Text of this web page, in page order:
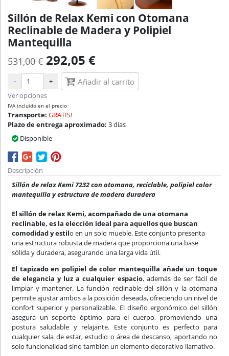
Sillón de Relax Kemi con Otomana
Reclinable de Madera y Polipiel
Mantequilla
531,00 € 292,05 €
- + Añadir al carrito
Ver opciones
IVA incluido en el precio
Transporte: GRATIS!
Plazo de entrega aproximado: 3 días
Disponible
Descripción
Sillón de relax Kemi 7232 con otomana, reciclable, polipiel color
mantequilla y estructura de madera duradera
El sillón de relax Kemi, acompañado de una otomana
reclinable, es la elección ideal para aquellos que buscan
comodidad y estilo en un solo mueble. Este conjunto presenta
una estructura robusta de madera que proporciona una base
sólida y duradera, asegurando una larga vida útil.
El tapizado en polipiel de color mantequilla añade un toque
de elegancia y luz a cualquier espacio, además de ser fácil de
limpiar y mantener. La función reclinable del sillón y la otomana
permite ajustar ambos a la posición deseada, ofreciendo un nivel de
confort superior y personalizable. El diseño ergonómico del sillón
asegura un soporte óptimo para el cuerpo, promoviendo una
postura saludable y relajante. Este conjunto es perfecto para
cualquier sala de estar, estudio o área de descanso, aportando no
solo funcionalidad sino también un elemento decorativo llamativo.